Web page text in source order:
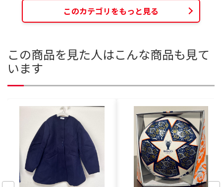
このカテゴリをもっと見る
この商品を見た人はこんな商品も見て
います